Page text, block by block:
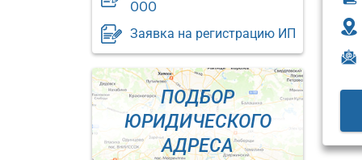
ООО
Заявка на регистрацию ИП
ПОДБОР
ЮРИДИЧЕСКОГО
АДРЕСА